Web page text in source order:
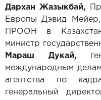
Дархан Жазыкбай,
Европы Дэвид Мейер,
ПРООН в
министр
Мараш Дукай,
международным
агентства по
генеральный